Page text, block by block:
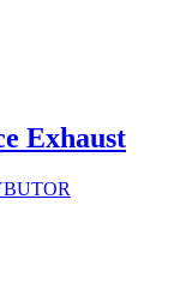
Exhaust